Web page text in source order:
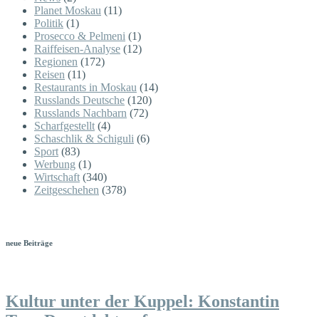
Planet Moskau (11)
Politik (1)
Prosecco & Pelmeni (1)
Raiffeisen-Analyse (12)
Regionen (172)
Reisen (11)
Restaurants in Moskau (14)
Russlands Deutsche (120)
Russlands Nachbarn (72)
Scharfgestellt (4)
Schaschlik & Schiguli (6)
Sport (83)
Werbung (1)
Wirtschaft (340)
Zeitgeschehen (378)
neue Beiträge
Kultur unter der Kuppel: Konstantin